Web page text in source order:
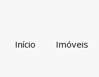
Início Imóveis